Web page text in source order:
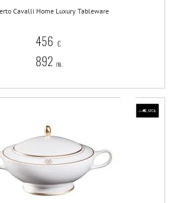
Cavalli Home Luxury Tableware
456 €
892 лв.